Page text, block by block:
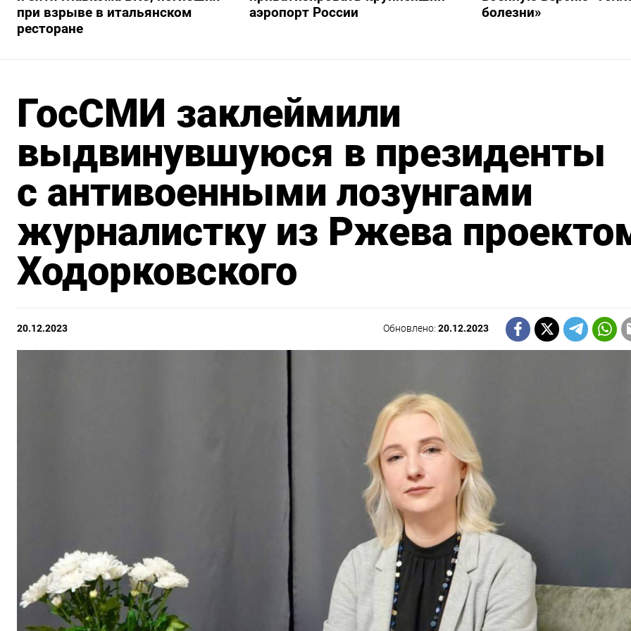
при взрыве в итальянском
ресторане
аэропорт России
болезни»
ГосСМИ заклеймили
выдвинувшуюся в президенты
с антивоенными лозунгами
журналистку из Ржева
Ходорковского
20.12.2023 Обновлено:20.12.2023